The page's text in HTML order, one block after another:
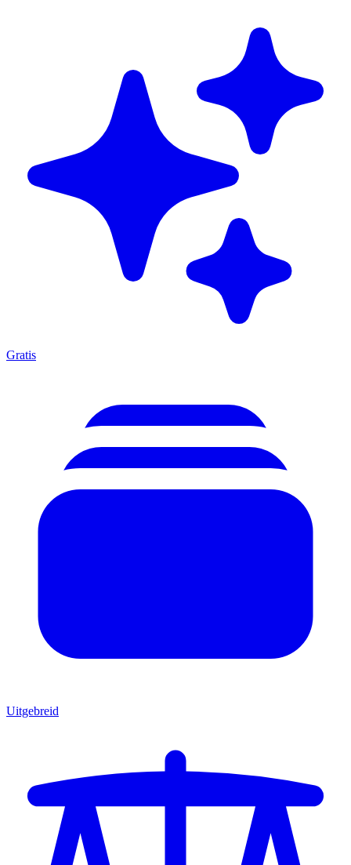
Gratis
Uitgebreid